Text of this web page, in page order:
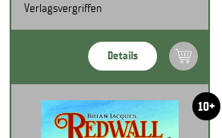
Verlagsvergriffen
Details
10+